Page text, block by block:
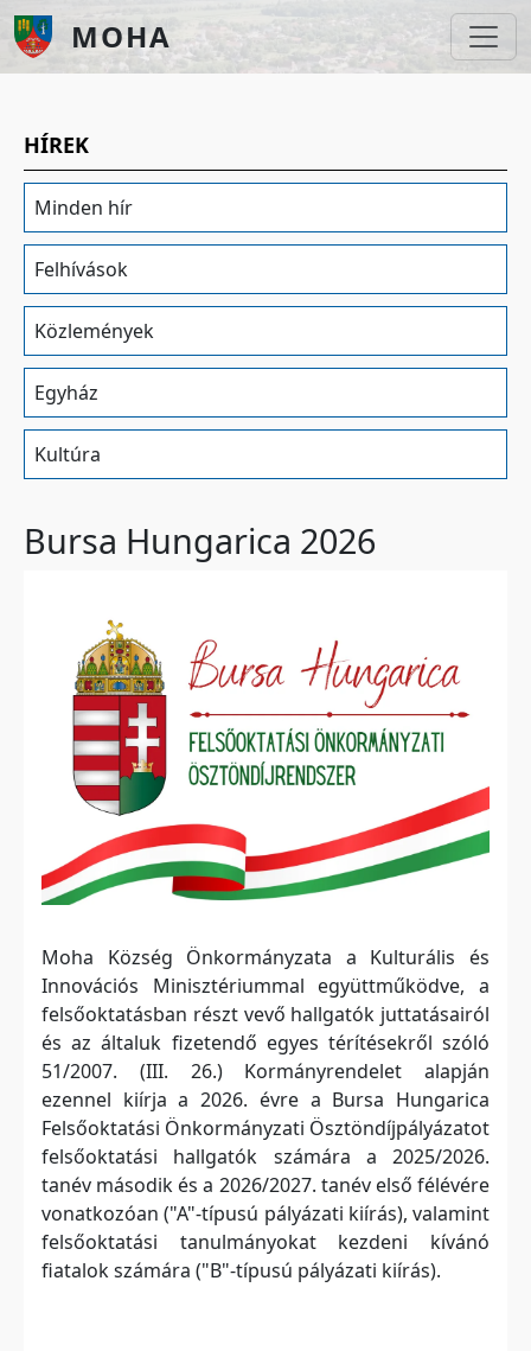
Ugrás a tartalomra
MOHA
HÍREK
Minden hír
Felhívások
Közlemények
Egyház
Kultúra
Bursa Hungarica 2026
Moha Község Önkormányzata a Kulturális és
Innovációs Minisztériummal együttműködve, a
felsőoktatásban részt vevő hallgatók juttatásairól
és az általuk fizetendő egyes térítésekről szóló
51/2007. (III. 26.) Kormányrendelet alapján
ezennel kiírja a 2026. évre a Bursa Hungarica
Felsőoktatási Önkormányzati Ösztöndíjpályázatot
felsőoktatási hallgatók számára a 2025/2026.
tanév második és a 2026/2027. tanév első félévére
vonatkozóan ("A"-típusú pályázati kiírás), valamint
felsőoktatási tanulmányokat kezdeni kívánó
fiatalok számára ("B"-típusú pályázati kiírás).